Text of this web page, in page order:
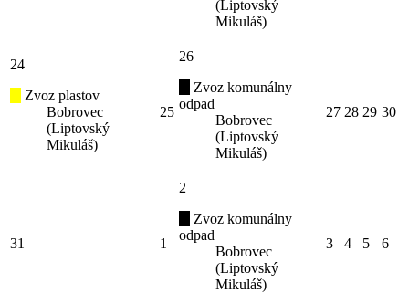
(Liptovský
Mikuláš)
24
Zvoz plastov
Bobrovec
(Liptovský
Mikuláš)
25
26
Zvoz komunálny
odpad
Bobrovec
(Liptovský
Mikuláš)
27 28 29 30
31 1
2
Zvoz komunálny
odpad
Bobrovec
(Liptovský
Mikuláš)
3 4 5 6